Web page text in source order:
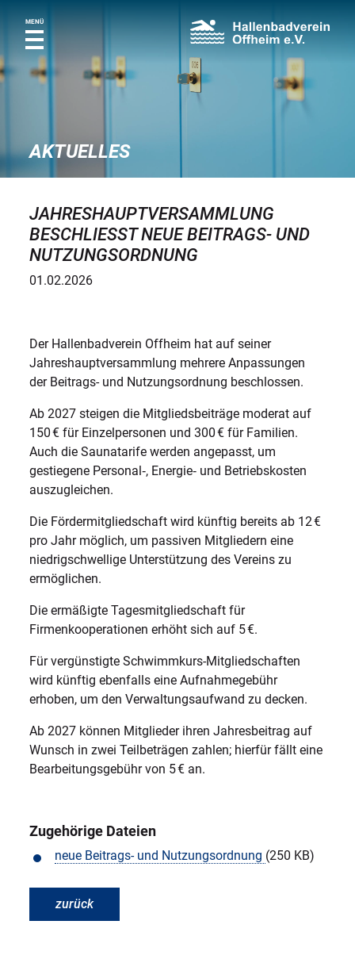
MENÜ
AKTUELLES
JAHRESHAUPTVERSAMMLUNG
BESCHLIESST NEUE BEITRAGS- UND N
UTZUNGSORDNUNG
01.02.2026
Der Hallenbadverein Offheim hat auf seiner
Jahreshauptversammlung mehrere Anpassungen
der Beitrags- und Nutzungsordnung beschlossen.
Ab 2027 steigen die Mitgliedsbeiträge moderat auf
150 € für Einzelpersonen und 300 € für Familien.
Auch die Saunatarife werden angepasst, um
gestiegene Personal‑, Energie‑ und Betriebskosten
auszugleichen.
Die Fördermitgliedschaft wird künftig bereits ab 12 €
pro Jahr möglich, um passiven Mitgliedern eine
niedrigschwellige Unterstützung des Vereins zu
ermöglichen.
Die ermäßigte Tagesmitgliedschaft für
Firmenkooperationen erhöht sich auf 5 €.
Für vergünstigte Schwimmkurs-Mitgliedschaften
wird künftig ebenfalls eine Aufnahmegebühr
erhoben, um den Verwaltungsaufwand zu decken.
Ab 2027 können Mitglieder ihren Jahresbeitrag auf
Wunsch in zwei Teilbeträgen zahlen; hierfür fällt eine
Bearbeitungsgebühr von 5 € an.
Zugehörige Dateien
neue Beitrags- und Nutzungsordnung (250 KB)
zurück